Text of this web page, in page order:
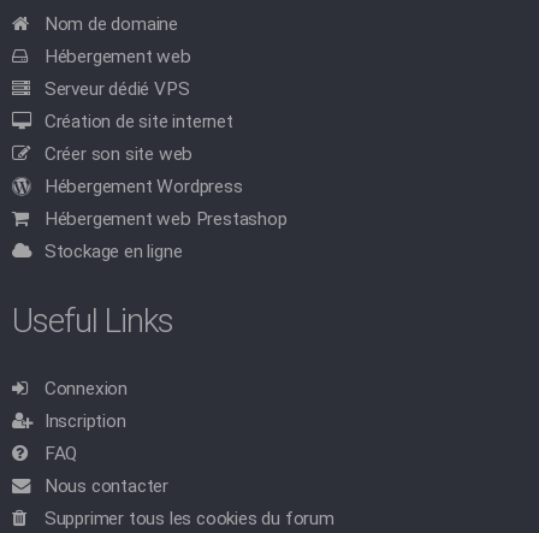
Nom de domaine
Hébergement web
Serveur dédié VPS
Création de site internet
Créer son site web
Hébergement Wordpress
Hébergement web Prestashop
Stockage en ligne
Useful Links
Connexion
Inscription
FAQ
Nous contacter
Supprimer tous les cookies du forum